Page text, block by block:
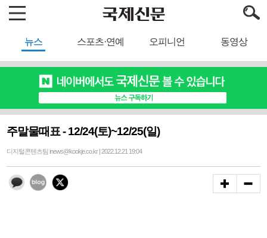
뉴스 스포츠·연예 오피니언 동영상
주말물때표 - 12/24(토)~12/25(일)
디지털콘텐츠팀 inews@kookje.co.kr | 2022.12.21 19:04